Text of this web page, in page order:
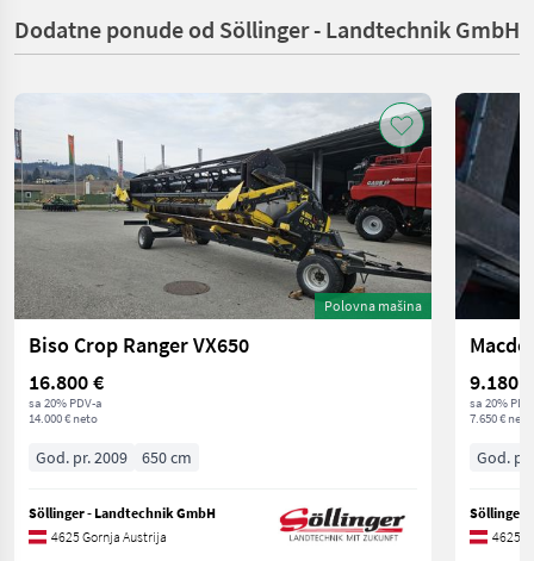
Dodatne ponude od Söllinger - Landtechnik GmbH
Polovna mašina
Biso Crop Ranger VX650
16.800 €
sa 20% PDV-a
14.000 € neto
God. pr. 2009 650 cm
Söllinger - Landtechnik GmbH
4625 Gornja Austrija
9.180 €
sa 20%
7.650 € neto
God.
Söllinger
4625